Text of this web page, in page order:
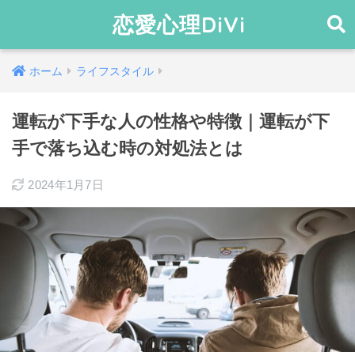
恋愛心理DiVi
ホーム ライフスタイル
運転が下手な人の性格や特徴｜運転が下
手で落ち込む時の対処法とは
2024年1月7日